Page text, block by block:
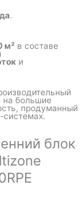
.
м² в составе
и
на большие
продуманный
системах.
блок